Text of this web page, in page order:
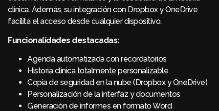
clínica. Además, su integración con Dropbox y OneDrive
facilita el acceso desde cualquier dispositivo.
Funcionalidades destacadas:
Agenda automatizada con recordatorios
Historia clínica totalmente personalizable
Copia de seguridad en la nube (Dropbox y OneDrive)
Personalización de la interfaz y documentos
Generación de informes en formato Word